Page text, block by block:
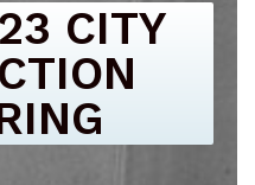
CITY